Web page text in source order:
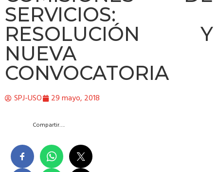
SERVICIOS:
RESOLUCIÓN Y
NUEVA
CONVOCATORIA
SPJ-USO 29 mayo, 2018
Compartir….